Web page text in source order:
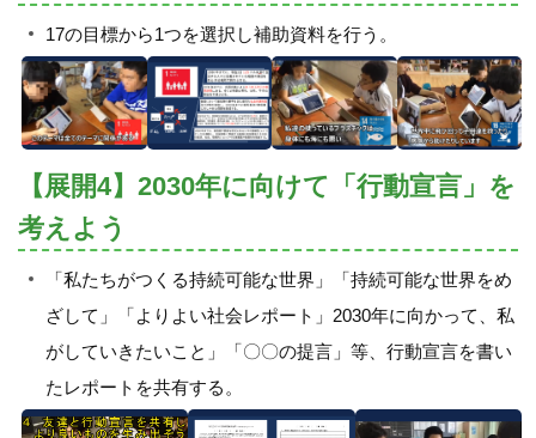
17の目標から1つを選択し補助資料を行う。
【展開4】2030年に向けて「行動宣言」を
考えよう
「私たちがつくる持続可能な世界」「持続可能な世界をめ
ざして」「よりよい社会レポート」2030年に向かって、私
がしていきたいこと」「〇〇の提言」等、行動宣言を書い
たレポートを共有する。